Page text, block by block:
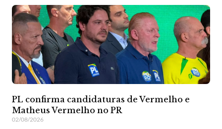
PL confirma candidaturas de Vermelho e
Matheus Vermelho no PR
02/08/2026